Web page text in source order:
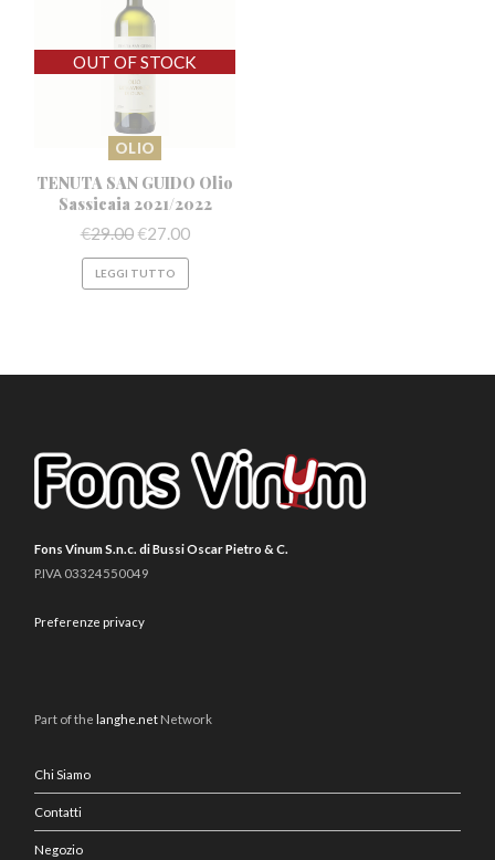
OLIO
TENUTA SAN GUIDO Olio
Sassicaia 2021/2022
€29.00 €27.00
LEGGI TUTTO
Fons Vinum S.n.c. di Bussi Oscar Pietro & C.
P.IVA 03324550049
Preferenze privacy
Part of thelanghe.net Network
Chi Siamo
Contatti
Negozio